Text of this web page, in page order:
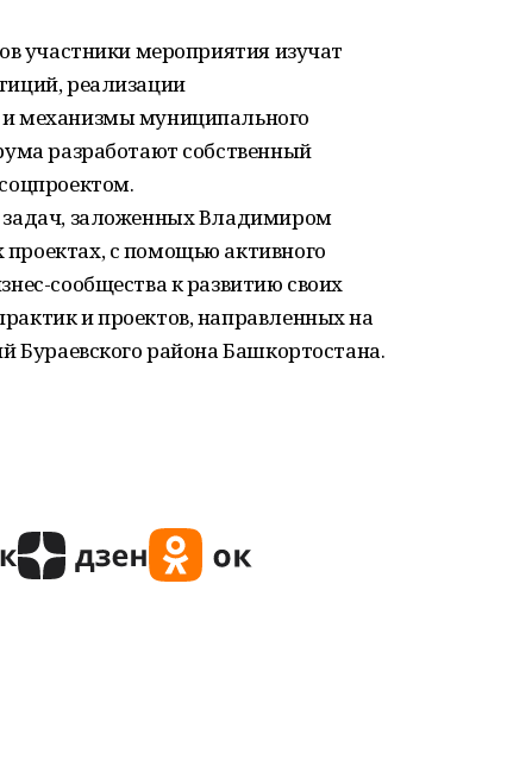
участники мероприятия изучат
реализации
механизмы муниципального
разработают собственный
задач, заложенных Владимиром
с помощью активного
сообщества к развитию своих
и проектов, направленных на
Бураевского района Башкортостана.